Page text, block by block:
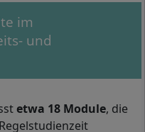
und Pflegepädagoge in der
in der Leitung einer
von
im
und
etwa 18 Module, die